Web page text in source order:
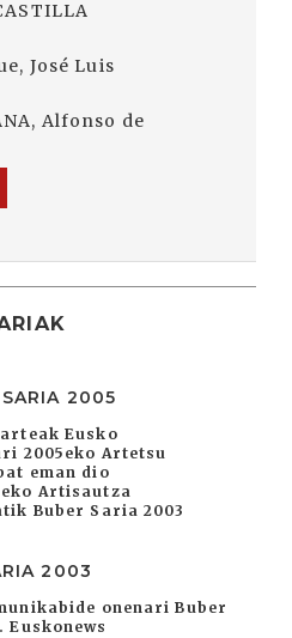
José Luis
Alfonso de
2005
Eusko
2005eko Artetsu
eman dio
Artisautza
Buber Saria 2003
2003
onenari Buber
Euskonews